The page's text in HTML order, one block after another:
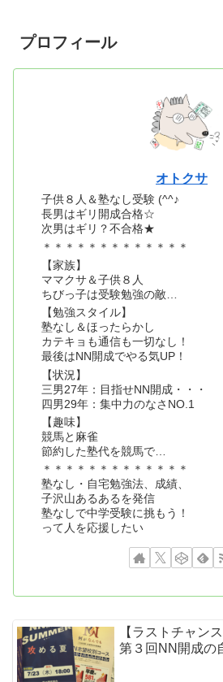
プロフィール
オトクサ
子供８人＆塾なし受験 (^^♪
長男はギリ開成合格☆
次男はギリ？不合格★
＊＊＊＊＊＊＊＊＊＊＊＊＊
【家族】
ママクサ＆子供８人
ちびっ子は受験勉強の敵…
【勉強スタイル】
塾なし＆ほったらかし
カテキョも通信も一切なし！
最後はNN開成でやる気UP！
【状況】
三男27年：目指せNN開成・・・
四男29年：集中力のなさNO.1
【趣味】
競馬と麻雀
節約した塾代を競馬で…
＊＊＊＊＊＊＊＊＊＊＊＊＊
塾なし・自宅勉強法、成績、
子沢山あるあるを発信
塾なしで中学受験に挑もう！
って人を応援したい
【ラストチャンス
第３回NN開成の